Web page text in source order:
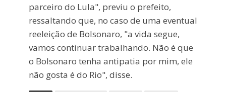
parceiro do Lula", previu o prefeito,
ressaltando que, no caso de uma eventual
reeleição de Bolsonaro, "a vida segue,
vamos continuar trabalhando. Não é que
o Bolsonaro tenha antipatia por mim, ele
não gosta é do Rio", disse.